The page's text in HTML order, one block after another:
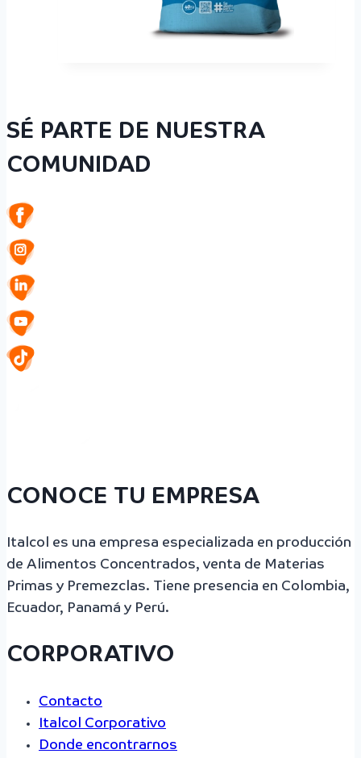
SÉ PARTE DE NUESTRA
COMUNIDAD
CONOCE TU EMPRESA
Italcol es una empresa especializada en producción
de Alimentos Concentrados, venta de Materias
Primas y Premezclas. Tiene presencia en Colombia,
Ecuador, Panamá y Perú.
CORPORATIVO
Contacto
Italcol Corporativo
Donde encontrarnos